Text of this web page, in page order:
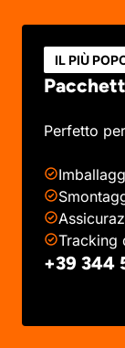
IL PIÙ
Perfetto
Tracking
+39 344